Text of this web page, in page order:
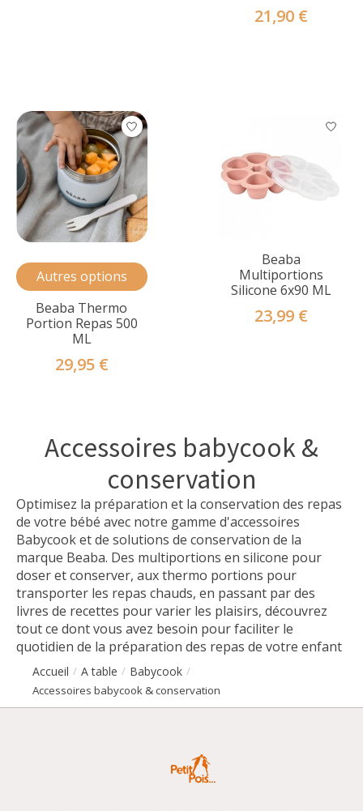
21,90 €
Autres options
Beaba Thermo
Portion Repas 500
ML
29,95 €
Beaba
Multiportions
Silicone 6x90 ML
23,99 €
Accessoires babycook &
conservation
Optimisez la préparation et la conservation des repas
de votre bébé avec notre gamme d'accessoires
Babycook et de solutions de conservation de la
marque Beaba. Des multiportions en silicone pour
doser et conserver, aux thermo portions pour
transporter les repas chauds, en passant par des
livres de recettes pour varier les plaisirs, découvrez
tout ce dont vous avez besoin pour faciliter le
quotidien de la préparation des repas de votre enfant
Accueil / A table / Babycook /
Accessoires babycook & conservation